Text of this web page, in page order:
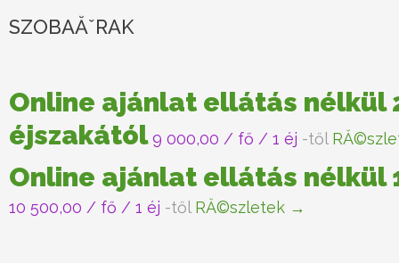
SZOBAĂˇRAK
Online ajánlat ellátás nélkül
éjszakától 9 000,00 / fő / 1 éj -től
Online ajánlat ellátás nélkül
10 500,00 / fő / 1 éj -től RĂ©szletek →